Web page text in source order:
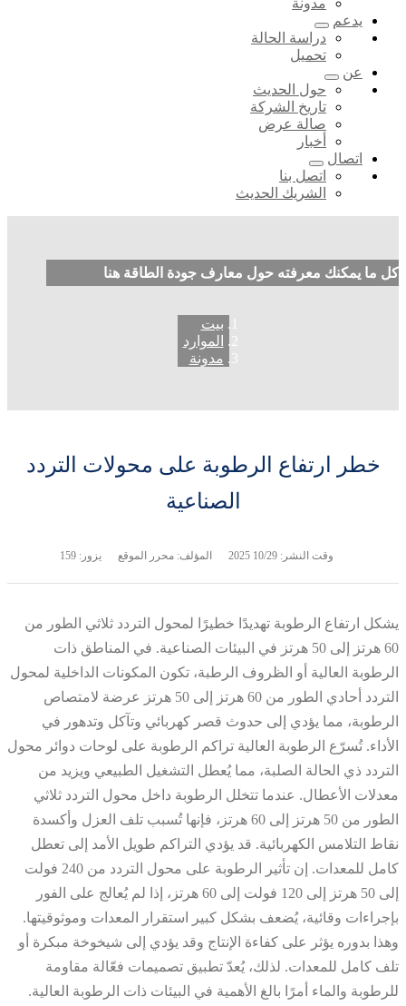
مدونة
يدعم
دراسة الحالة
تحميل
عن
حول الحديث
تاريخ الشركة
صالة عرض
أخبار
اتصال
اتصل بنا
الشريك الحديث
كل ما يمكنك معرفته حول معارف جودة الطاقة هنا
بيت
الموارد
مدونة
خطر ارتفاع الرطوبة على محولات التردد
الصناعية
وقت النشر:10/29 2025 المؤلف: محرر الموقع يزور: 159
يشكل ارتفاع الرطوبة تهديدًا خطيرًا لمحول التردد ثلاثي الطور من
60 هرتز إلى 50 هرتز في البيئات الصناعية. في المناطق ذات
الرطوبة العالية أو الظروف الرطبة، تكون المكونات الداخلية لمحول
التردد أحادي الطور من 60 هرتز إلى 50 هرتز عرضة لامتصاص
الرطوبة، مما يؤدي إلى حدوث قصر كهربائي وتآكل وتدهور في
الأداء. تُسرّع الرطوبة العالية تراكم الرطوبة على لوحات دوائر محول
التردد ذي الحالة الصلبة، مما يُعطل التشغيل الطبيعي ويزيد من
معدلات الأعطال. عندما تتخلل الرطوبة داخل محول التردد ثلاثي
الطور من 50 هرتز إلى 60 هرتز، فإنها تُسبب تلف العزل وأكسدة
نقاط التلامس الكهربائية. قد يؤدي التراكم طويل الأمد إلى تعطل
كامل للمعدات. إن تأثير الرطوبة على محول التردد من 240 فولت
إلى 50 هرتز إلى 120 فولت إلى 60 هرتز، إذا لم يُعالج على الفور
بإجراءات وقائية، يُضعف بشكل كبير استقرار المعدات وموثوقيتها.
وهذا بدوره يؤثر على كفاءة الإنتاج وقد يؤدي إلى شيخوخة مبكرة أو
تلف كامل للمعدات. لذلك، يُعدّ تطبيق تصميمات فعّالة مقاومة
للرطوبة والماء أمرًا بالغ الأهمية في البيئات ذات الرطوبة العالية.